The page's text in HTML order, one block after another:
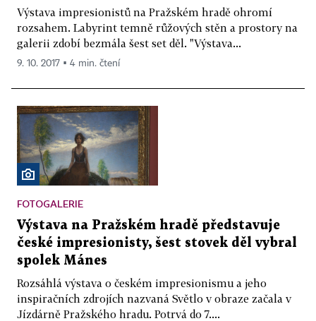
Výstava impresionistů na Pražském hradě ohromí
rozsahem. Labyrint temně růžových stěn a prostory na
galerii zdobí bezmála šest set děl. "Výstava...
9. 10. 2017 ▪ 4 min. čtení
FOTOGALERIE
Výstava na Pražském hradě představuje
české impresionisty, šest stovek děl vybral
spolek Mánes
Rozsáhlá výstava o českém impresionismu a jeho
inspiračních zdrojích nazvaná Světlo v obraze začala v
Jízdárně Pražského hradu. Potrvá do 7....